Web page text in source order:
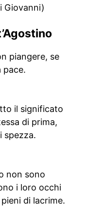
Giovanni)
piangere, se
pace.
il significato
di prima,
spezza.
non sono
i loro occhi
di lacrime.